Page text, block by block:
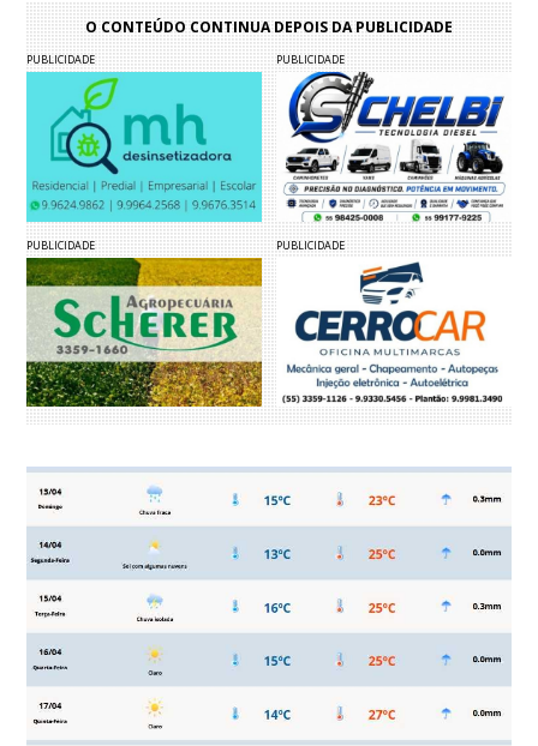
O CONTEÚDO CONTINUA DEPOIS DA PUBLICIDADE
PUBLICIDADE PUBLICIDADE
PUBLICIDADE PUBLICIDADE